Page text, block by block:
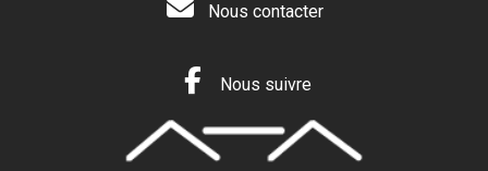
Nous contacter
Nous suivre